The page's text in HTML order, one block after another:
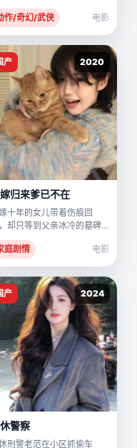
出记忆碎片。
作/奇幻/武侠
电影
2020
产
归来爹已不在
十年的女儿带着伤痕回
却只等到父亲冰冷的墓碑
一封迟来的遗书。
庭剧情
电影
2024
产
警察
刑警老范在小区抓偷车